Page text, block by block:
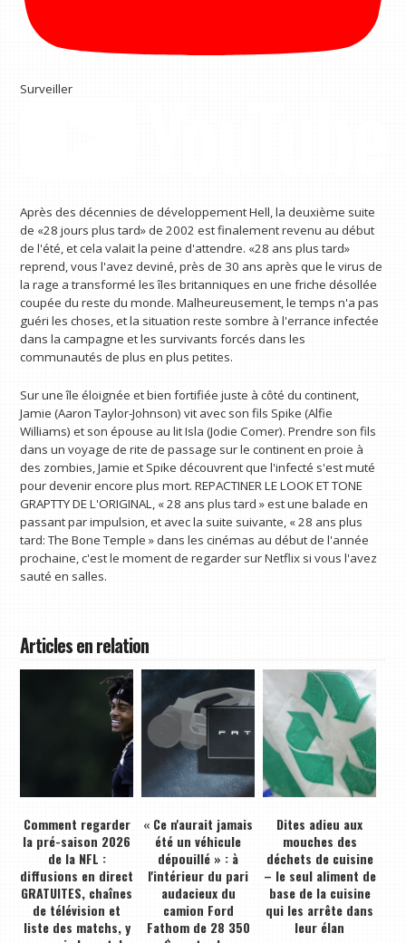
Surveiller
Après des décennies de développement Hell, la deuxième suite
de «28 jours plus tard» de 2002 est finalement revenu au début
de l'été, et cela valait la peine d'attendre. «28 ans plus tard»
reprend, vous l'avez deviné, près de 30 ans après que le virus de
la rage a transformé les îles britanniques en une friche désollée
coupée du reste du monde. Malheureusement, le temps n'a pas
guéri les choses, et la situation reste sombre à l'errance infectée
dans la campagne et les survivants forcés dans les
communautés de plus en plus petites.
Sur une île éloignée et bien fortifiée juste à côté du continent,
Jamie (Aaron Taylor-Johnson) vit avec son fils Spike (Alfie
Williams) et son épouse au lit Isla (Jodie Comer). Prendre son fils
dans un voyage de rite de passage sur le continent en proie à
des zombies, Jamie et Spike découvrent que l'infecté s'est muté
pour devenir encore plus mort. REPACTINER LE LOOK ET TONE
GRAPTTY DE L'ORIGINAL, « 28 ans plus tard » est une balade en
passant par impulsion, et avec la suite suivante, « 28 ans plus
tard: The Bone Temple » dans les cinémas au début de l'année
prochaine, c'est le moment de regarder sur Netflix si vous l'avez
sauté en salles.
Articles en relation
Comment regarder
la pré-saison 2026
de la NFL :
diffusions en direct
GRATUITES, chaînes
de télévision et
liste des matchs, y
« Ce n'aurait jamais
été un véhicule
dépouillé » : à
l'intérieur du pari
audacieux du
camion Ford
Fathom de 28 350
Dites adieu aux
mouches des
déchets de cuisine
– le seul aliment de
base de la cuisine
qui les arrête dans
leur élan